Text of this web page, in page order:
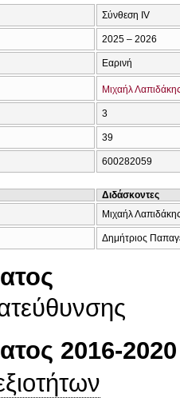
Σύνθεση IV
2025 – 2026
Εαρινή
Μιχαήλ
3
39
600282059
Διδάσκοντες
Μιχαήλ
Δημήτριος
2016-2020